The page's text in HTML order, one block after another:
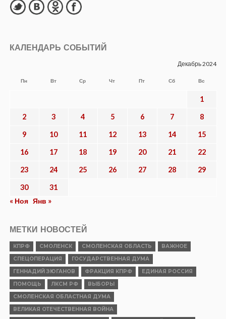
КАЛЕНДАРЬ СОБЫТИЙ
Декабрь 2024
Пн Вт Ср Чт Пт Сб Вс
1
2 3 4 5 6 7 8
9 10 11 12 13 14 15
16 17 18 19 20 21 22
23 24 25 26 27 28 29
30
31
« Ноя Янв »
МЕТКИ НОВОСТЕЙ
КПРФ СМОЛЕНСК СМОЛЕНСКАЯ ОБЛАСТЬ
ВАЖНОЕ
СПЕЦОПЕРАЦИЯ
ГОСУДАРСТВЕННАЯ ДУМА
ГЕННАДИЙ ЗЮГАНОВ
ФРАКЦИЯ КПРФ
ЕДИНАЯ РОССИЯ
ПОМОЩЬ
ЛКСМ РФ
ВЫБОРЫ
СМОЛЕНСКАЯ ОБЛАСТНАЯ ДУМА
ВЕЛИКАЯ ОТЕЧЕСТВЕННАЯ ВОЙНА